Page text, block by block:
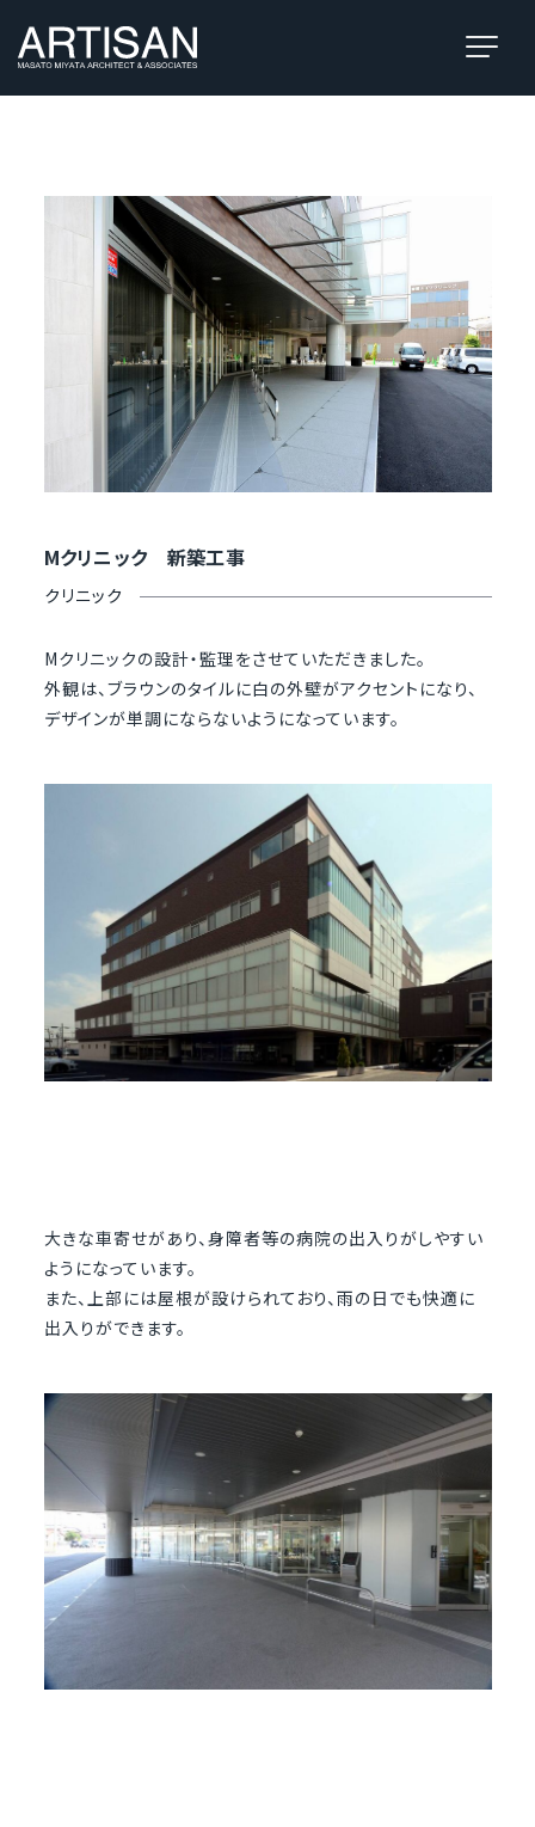
Mクリニック 新築工事
クリニック
Mクリニックの設計・監理をさせていただきました。
外観は、ブラウンのタイルに白の外壁がアクセントになり、
デザインが単調にならないようになっています。
大きな車寄せがあり、身障者等の病院の出入りがしやすい
ようになっています。
また、上部には屋根が設けられており、雨の日でも快適に
出入りができます。